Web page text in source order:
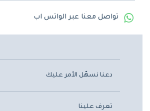
تواصل معنا عبر الواتس اب
دعنا نسهّل الأمر عليك
تعرف علينا